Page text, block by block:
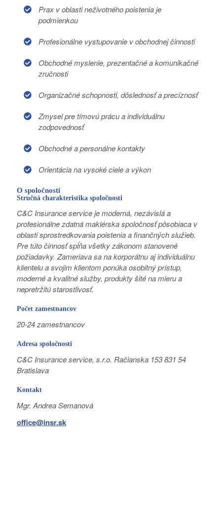
Prax v oblasti neživotného poistenia je
podmienkou
Profesionálne vystupovanie v obchodnej činnosti
Obchodné myslenie, prezentačné a komunikačné
zručnosti
Organizačné schopnosti, dôslednosť a precíznosť
Zmysel pre tímovú prácu a individuálnu
zodpovednosť
Obchodné a personálne kontakty
Orientácia na vysoké ciele a výkon
O spoločnosti
Stručná charakteristika spoločnosti
C&C Insurance service je moderná, nezávislá a
profesionálne zdatná maklérska spoločnosť pôsobiaca v
oblasti sprostredkovania poistenia a finančných služieb.
Pre túto činnosť spĺňa všetky zákonom stanovené
požiadavky. Zameriava sa na korporátnu aj individuálnu
klientelu a svojim klientom ponúka osobitný prístup,
moderné a kvalitné služby, produkty šité na mieru a
nepretržitú starostlivosť.
Počet zamestnancov
20-24 zamestnancov
Adresa spoločnosti
C&C Insurance service, s.r.o. Račianska 153 831 54
Bratislava
Kontakt
Mgr. Andrea Semanová
office@insr.sk